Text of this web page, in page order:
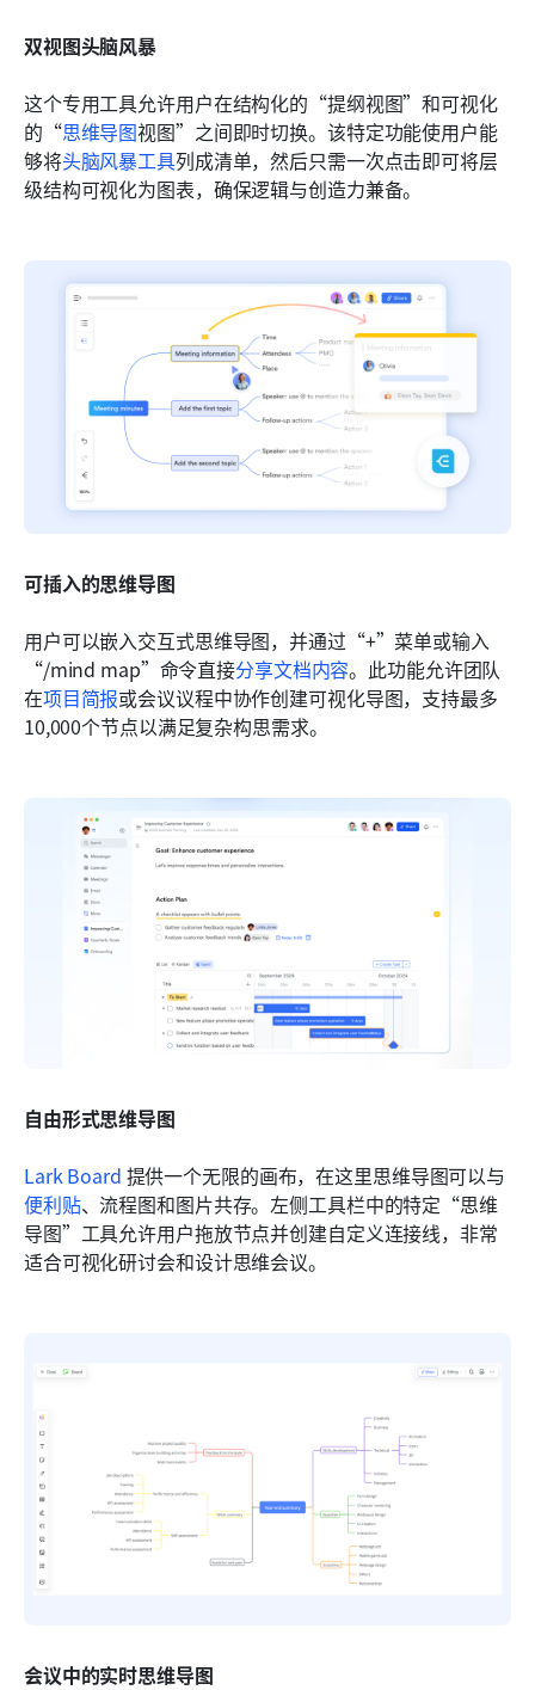
双视图头脑风暴
这个专用工具允许用户在结构化的“提纲视图”和可视化
的“思维导图视图”之间即时切换。该特定功能使用户能
够将头脑风暴工具列成清单，然后只需一次点击即可将层
级结构可视化为图表，确保逻辑与创造力兼备。
可插入的思维导图
用户可以嵌入交互式思维导图，并通过“+”菜单或输入
“/mind map”命令直接分享文档内容。此功能允许团队
在项目简报或会议议程中协作创建可视化导图，支持最多
10,000个节点以满足复杂构思需求。
自由形式思维导图
Lark Board 提供一个无限的画布，在这里思维导图可以与
便利贴、流程图和图片共存。左侧工具栏中的特定“思维
导图”工具允许用户拖放节点并创建自定义连接线，非常
适合可视化研讨会和设计思维会议。
会议中的实时思维导图